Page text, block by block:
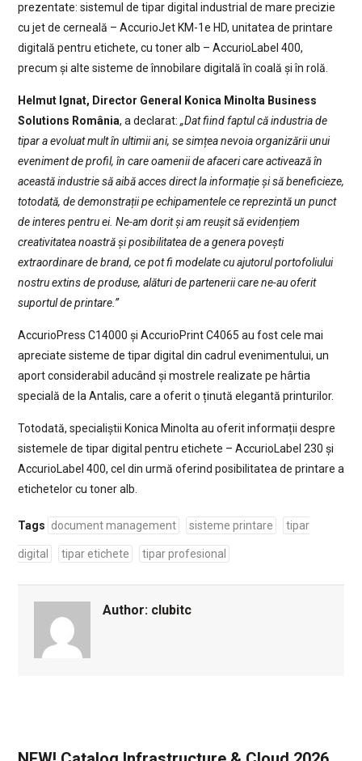
prezentate: sistemul de tipar digital industrial de mare precizie
cu jet de cerneală – AccurioJet KM-1e HD, unitatea de printare
digitală pentru etichete, cu toner alb – AccurioLabel 400,
precum și alte sisteme de înnobilare digitală în coală și în rolă.
Helmut Ignat, Director General Konica Minolta Business
Solutions România, a declarat: „Dat fiind faptul că industria de
tipar a evoluat mult în ultimii ani, se simțea nevoia organizării unui
eveniment de profil, în care oamenii de afaceri care activează în
această industrie să aibă acces direct la informație și să beneficieze,
totodată, de demonstrații pe echipamentele ce reprezintă un punct
de interes pentru ei. Ne-am dorit și am reușit să evidențiem
creativitatea noastră și posibilitatea de a genera povești
extraordinare de brand, ce pot fi modelate cu ajutorul portofoliului
nostru extins de produse, alături de partenerii care ne-au oferit
suportul de printare.”
AccurioPress C14000 și AccurioPrint C4065 au fost cele mai
apreciate sisteme de tipar digital din cadrul evenimentului, un
aport considerabil aducând și mostrele realizate pe hârtia
specială de la Antalis, care a oferit o ținută elegantă printurilor.
Totodată, specialiștii Konica Minolta au oferit informații despre
sistemele de tipar digital pentru etichete – AccurioLabel 230 și
AccurioLabel 400, cel din urmă oferind posibilitatea de printare a
etichetelor cu toner alb.
Tags document management sisteme printare tipar
digital tipar etichete tipar profesional
Author: clubitc